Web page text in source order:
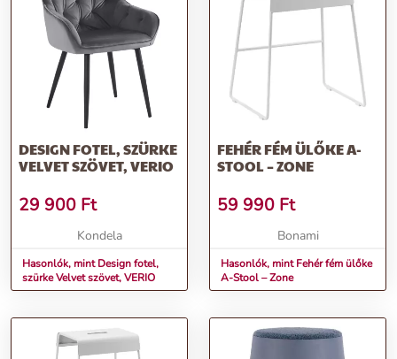
DESIGN FOTEL, SZÜRKE
VELVET SZÖVET, VERIO
29 900 Ft
Kondela
Hasonlók, mint Design fotel,
szürke Velvet szövet, VERIO
FEHÉR FÉM ÜLŐKE A-
STOOL – ZONE
59 990 Ft
Bonami
Hasonlók, mint Fehér fém ülőke
A-Stool – Zone